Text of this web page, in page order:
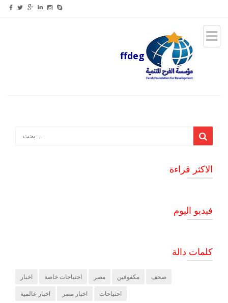
ffdeg
الاكثر قراءة
فيديو اليوم
كلمات دالة
اخبار احتياجات خاصة مصر مكفوفين
صحف
اخبار عالمية
اخبار مصر احتياحات